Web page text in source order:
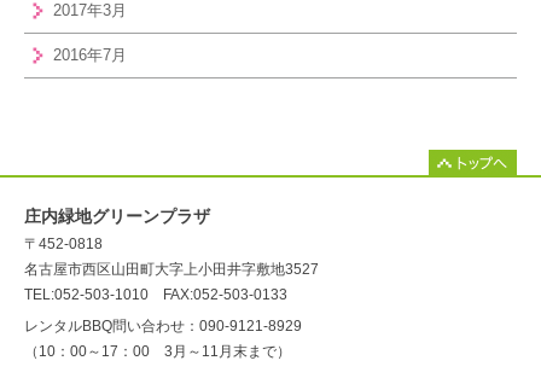
2017年3月
2016年7月
庄内緑地グリーンプラザ
〒452-0818
名古屋市西区山田町大字上小田井字敷地3527
TEL:052-503-1010 FAX:052-503-0133
レンタルBBQ問い合わせ：090-9121-8929
（10：00～17：00 3月～11月末まで）